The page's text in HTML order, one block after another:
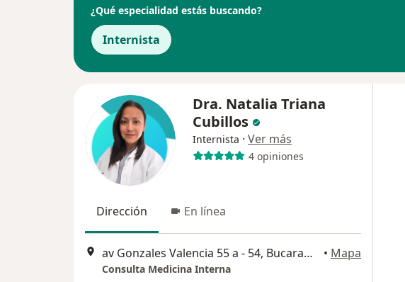
¿Qué especialidad estás buscando?
Internista
Dra. Natalia Triana
Cubillos
Internista · Ver más
4 opiniones
Dirección En línea
av Gonzales Valencia 55 a - 54, Bucaramanga • Mapa
Consulta Medicina Interna